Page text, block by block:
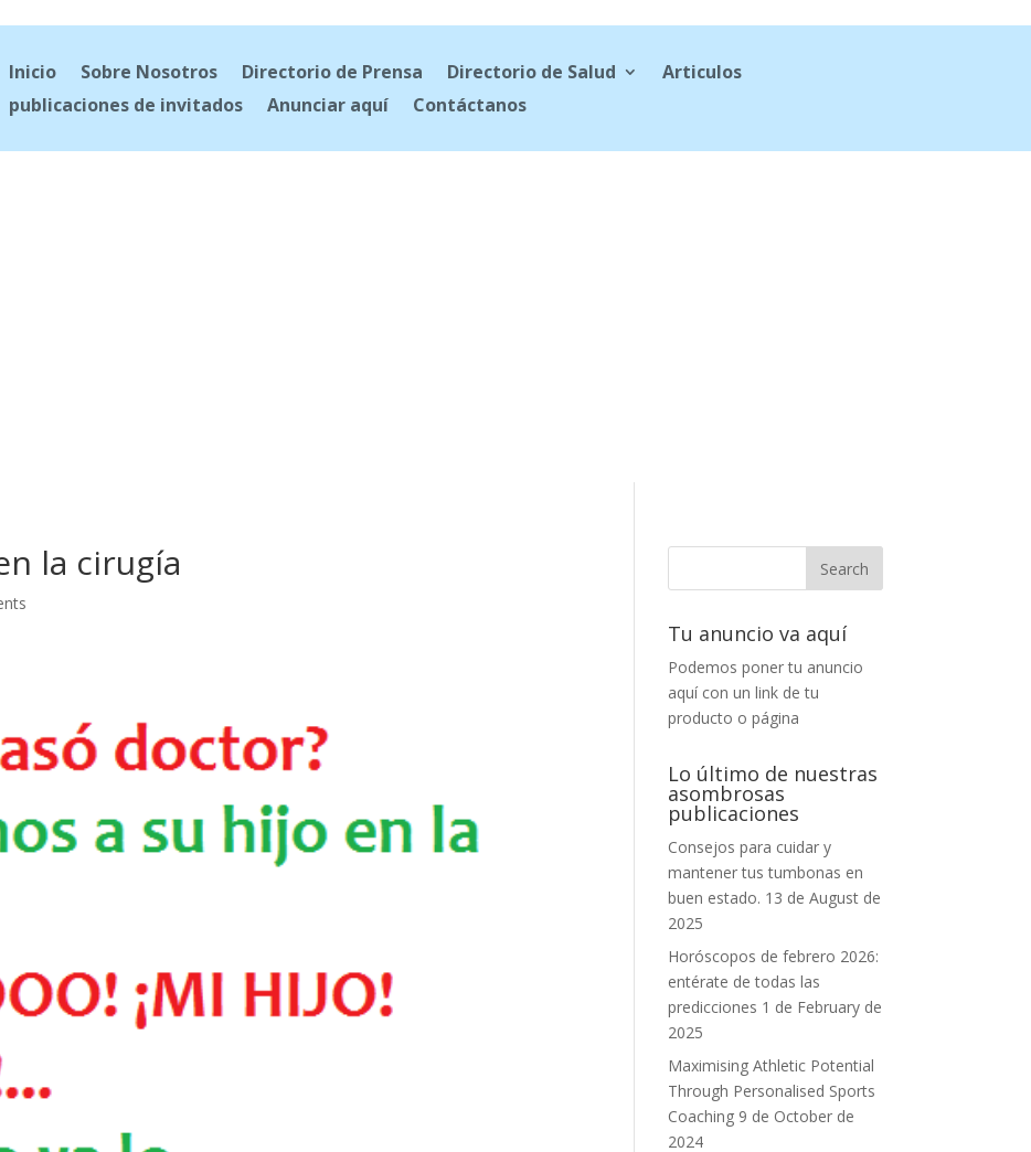
Inicio Sobre Nosotros Directorio de Prensa Directorio de Salud
Articulos
publicaciones de invitados
Anunciar aquí Contáctanos
la cirugía
Tu anuncio va aquí
Podemos poner tu anuncio
aquí con un link de tu
producto o página
Lo último de nuestras
asombrosas
publicaciones
Consejos para cuidar y
mantener tus tumbonas en
buen estado. 13 de August de
2025
Horóscopos de febrero 2026:
entérate de todas las
predicciones 1 de February de
2025
Maximising Athletic Potential
Through Personalised Sports
Coaching 9 de October de
2024